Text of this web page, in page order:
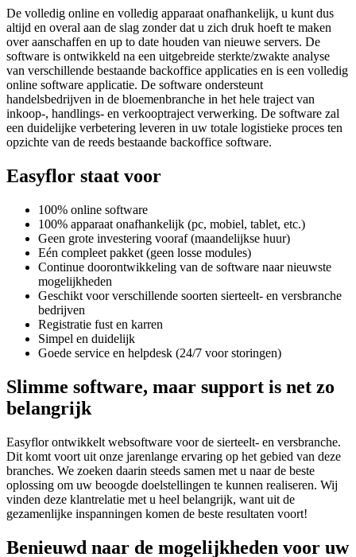
De volledig online en volledig apparaat onafhankelijk, u kunt dus
altijd en overal aan de slag zonder dat u zich druk hoeft te maken
over aanschaffen en up to date houden van nieuwe servers. De
software is ontwikkeld na een uitgebreide sterkte/zwakte analyse
van verschillende bestaande backoffice applicaties en is een volledig
online software applicatie. De software ondersteunt
handelsbedrijven in de bloemenbranche in het hele traject van
inkoop-, handlings- en verkooptraject verwerking. De software zal
een duidelijke verbetering leveren in uw totale logistieke proces ten
opzichte van de reeds bestaande backoffice software.
Easyflor staat voor
100% online software
100% apparaat onafhankelijk (pc, mobiel, tablet, etc.)
Geen grote investering vooraf (maandelijkse huur)
Eén compleet pakket (geen losse modules)
Continue doorontwikkeling van de software naar nieuwste
mogelijkheden
Geschikt voor verschillende soorten sierteelt- en versbranche
bedrijven
Registratie fust en karren
Simpel en duidelijk
Goede service en helpdesk (24/7 voor storingen)
Slimme software, maar support is net zo
belangrijk
Easyflor ontwikkelt websoftware voor de sierteelt- en versbranche.
Dit komt voort uit onze jarenlange ervaring op het gebied van deze
branches. We zoeken daarin steeds samen met u naar de beste
oplossing om uw beoogde doelstellingen te kunnen realiseren. Wij
vinden deze klantrelatie met u heel belangrijk, want uit de
gezamenlijke inspanningen komen de beste resultaten voort!
Benieuwd naar de mogelijkheden voor uw